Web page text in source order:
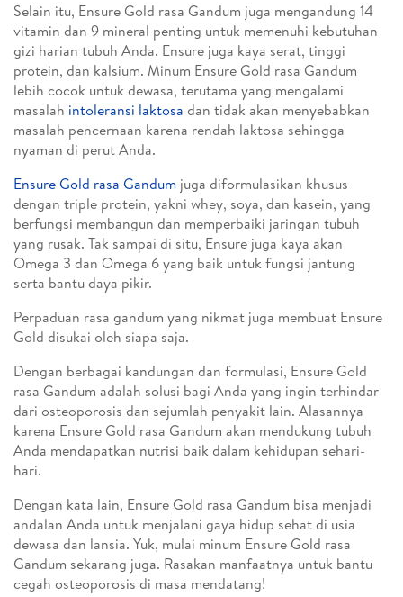
Selain itu, Ensure Gold rasa Gandum juga mengandung 14
vitamin dan 9 mineral penting untuk memenuhi kebutuhan
gizi harian tubuh Anda. Ensure juga kaya serat, tinggi
protein, dan kalsium. Minum Ensure Gold rasa Gandum
lebih cocok untuk dewasa, terutama yang mengalami
masalah intoleransi laktosa dan tidak akan menyebabkan
masalah pencernaan karena rendah laktosa sehingga
nyaman di perut Anda.
Ensure Gold rasa Gandum juga diformulasikan khusus
dengan triple protein, yakni whey, soya, dan kasein, yang
berfungsi membangun dan memperbaiki jaringan tubuh
yang rusak. Tak sampai di situ, Ensure juga kaya akan
Omega 3 dan Omega 6 yang baik untuk fungsi jantung
serta bantu daya pikir.
Perpaduan rasa gandum yang nikmat juga membuat Ensure
Gold disukai oleh siapa saja.
Dengan berbagai kandungan dan formulasi, Ensure Gold
rasa Gandum adalah solusi bagi Anda yang ingin terhindar
dari osteoporosis dan sejumlah penyakit lain. Alasannya
karena Ensure Gold rasa Gandum akan mendukung tubuh
Anda mendapatkan nutrisi baik dalam kehidupan sehari-
hari.
Dengan kata lain, Ensure Gold rasa Gandum bisa menjadi
andalan Anda untuk menjalani gaya hidup sehat di usia
dewasa dan lansia. Yuk, mulai minum Ensure Gold rasa
Gandum sekarang juga. Rasakan manfaatnya untuk bantu
cegah osteoporosis di masa mendatang!